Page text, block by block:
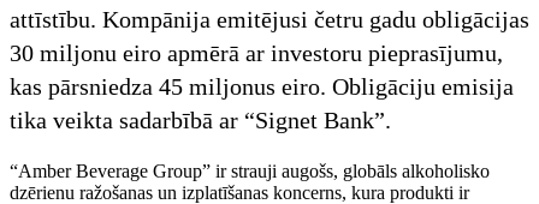
attīstību. Kompānija emitējusi četru gadu obligācijas
30 miljonu eiro apmērā ar investoru pieprasījumu,
kas pārsniedza 45 miljonus eiro. Obligāciju emisija
tika veikta sadarbībā ar “Signet Bank”.
“Amber Beverage Group” ir strauji augošs, globāls alkoholisko
dzērienu ražošanas un izplatīšanas koncerns, kura produkti ir